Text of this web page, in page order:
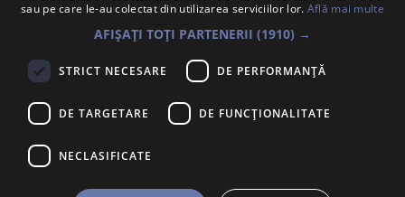
Sunt de acord ca datele cu caracter personal furnizate să fie
colectate pentru a putea fi contactat în vederea solicitării trimise.
Declar că am citit și sunt de acord cu
Voluntari, Bdul. Pipera Nr. 2, Jud. Ilfov,
Înregistrată la Oficiul Registrului Comerțului Ilfov sub nr.
J2007002067233, CUI/CIF RO22188461
sau pe care le-au colectat din utilizarea serviciilor lor. Află mai multe
AFIȘAȚI TOȚI PARTENERII (1910) →
STRICT NECESARE DE PERFORMANȚĂ
DE TARGETARE DE FUNCŢIONALITATE
NECLASIFICATE